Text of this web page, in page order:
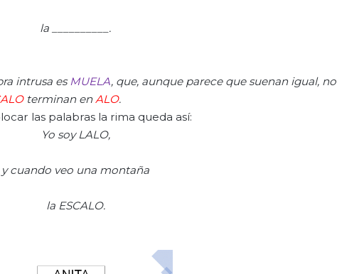
la __________.
intrusa es MUELA, que, aunque parece que suenan igual, no
terminan en ALO.
las palabras la rima queda así:
Yo soyLALO,
y cuando veo una montaña
la ESCALO.